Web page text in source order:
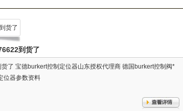
到货了
了 宝德burkert控制定位器山东授权代理商 德国burkert控制阀*
位器参数资料